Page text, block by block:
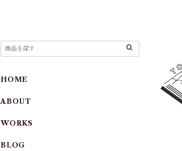
HOME
ABOUT
WORKS
BLOG